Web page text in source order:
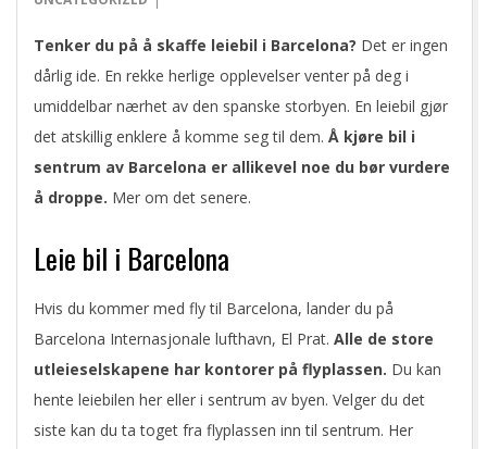
Tenker du på å skaffe leiebil i Barcelona? Det er ingen
dårlig ide. En rekke herlige opplevelser venter på deg i
umiddelbar nærhet av den spanske storbyen. En leiebil gjør
det atskillig enklere å komme seg til dem. Å kjøre bil i
sentrum av Barcelona er allikevel noe du bør vurdere
å droppe. Mer om det senere.
Leie bil i Barcelona
Hvis du kommer med fly til Barcelona, lander du på
Barcelona Internasjonale lufthavn, El Prat. Alle de store
utleieselskapene har kontorer på flyplassen. Du kan
hente leiebilen her eller i sentrum av byen. Velger du det
siste kan du ta toget fra flyplassen inn til sentrum. Her